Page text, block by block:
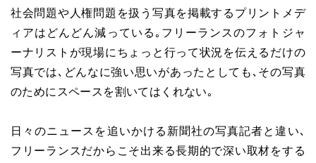
社会問題や人権問題を扱う写真を掲載するプリントメデ
ィアはどんどん減っている｡フリーランスのフォトジャ
ーナリストが現場にちょっと行って状況を伝えるだけの
写真では､どんなに強い思いがあったとしても､その写真
のためにスペースを割いてはくれない｡
日々のニュースを追いかける新聞社の写真記者と違い､
フリーランスだからこそ出来る長期的で深い取材をする